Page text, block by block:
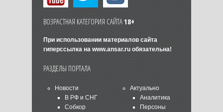
ВОЗРАСТНАЯ КАТЕГОРИЯ САЙТА18+
При использовании материалов сайта
гиперссылка на www.ansar.ruобязательна!
РАЗДЕЛЫ ПОРТАЛА
Новости
В РФ и СНГ
Собкор
Актуально
Аналитика
Персоны